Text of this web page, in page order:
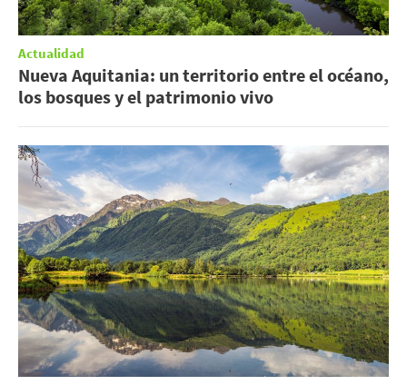
Actualidad
Nueva Aquitania: un territorio entre el océano,
los bosques y el patrimonio vivo